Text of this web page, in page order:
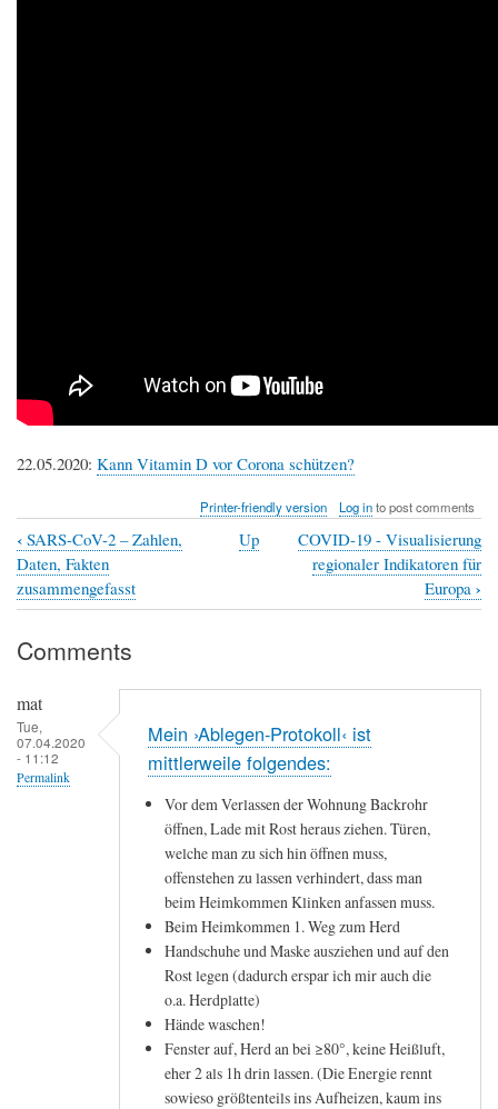
22.05.2020: Kann Vitamin D vor Corona schützen?
Printer-friendly version Log into post comments
Book
traversal
links
for
"Extrablatt":
Ein
kleines
Corona
‹ SARS-CoV-2 – Zahlen,
Daten, Fakten
zusammengefasst
Up
COVID-19 - Visualisierung
regionaler Indikatoren für
Europa ›
Comments
mat
Tue,
07.04.2020
- 11:12
Permalink
Mein ›Ablegen-Protokoll‹ ist
mittlerweile folgendes:
Vor dem Verlassen der Wohnung Backrohr
öffnen, Lade mit Rost heraus ziehen. Türen,
welche man zu sich hin öffnen muss,
offenstehen zu lassen verhindert, dass man
beim Heimkommen Klinken anfassen muss.
Beim Heimkommen 1. Weg zum Herd
Handschuhe und Maske ausziehen und auf den
Rost legen (dadurch erspar ich mir auch die
o.a. Herdplatte)
Hände waschen!
Fenster auf, Herd an bei ≥80°, keine Heißluft,
eher 2 als 1h drin lassen. (Die Energie rennt
sowieso größtenteils ins Aufheizen, kaum ins